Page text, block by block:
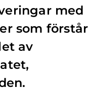
med
som förstår
av